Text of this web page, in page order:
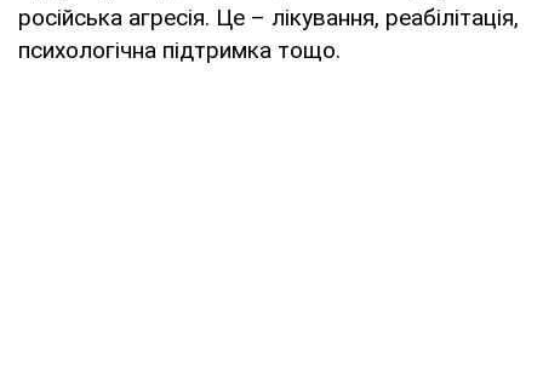
російська агресія. Це – лікування, реабілітація,
психологічна підтримка тощо.